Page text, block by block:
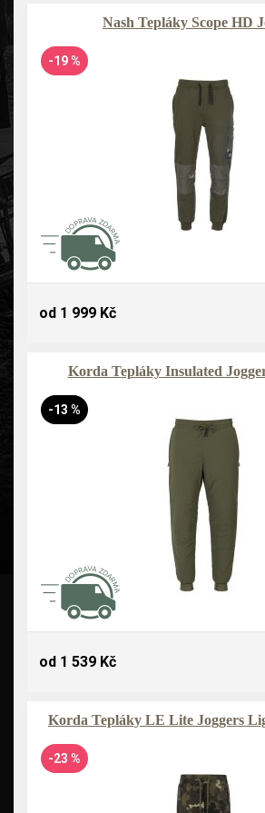
Nash Tepláky Scope HD
-19 %
od 1 999 Kč
Korda Tepláky Insulated
-13 %
od 1 539 Kč
Korda Tepláky LE Lite Joggers
-23 %